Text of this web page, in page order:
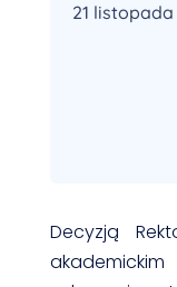
21
Decyzją